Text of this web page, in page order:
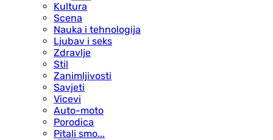
Kultura
Scena
Nauka i tehnologija
Ljubav i seks
Zdravlje
Stil
Zanimljivosti
Savjeti
Vicevi
Auto-moto
Porodica
Pitali smo...